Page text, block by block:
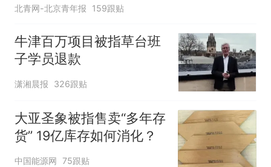
北青网-北京青年报 159跟贴
牛津百万项目被指草台班
子学员退款
潇湘晨报 326跟贴
大亚圣象被指售卖“多年存
货” 19亿库存如何消化？
中国能源网 75跟贴